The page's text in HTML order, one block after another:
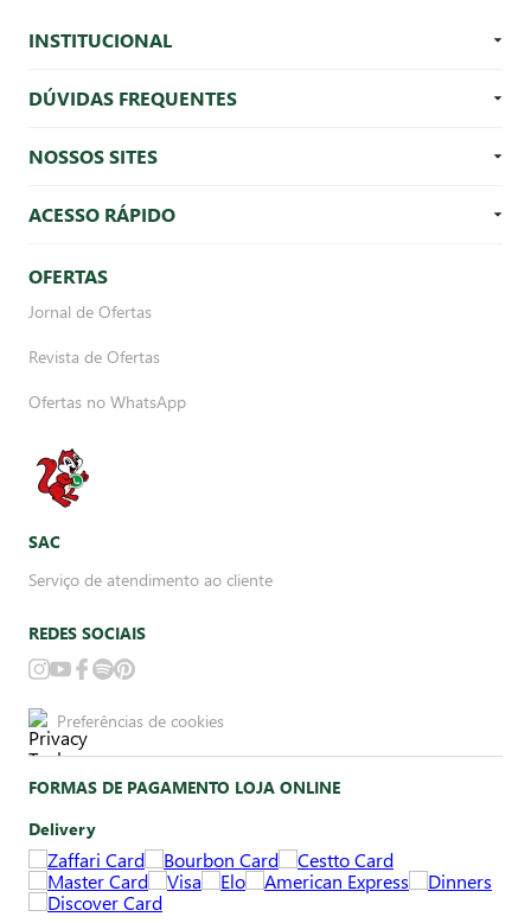
INSTITUCIONAL
DÚVIDAS FREQUENTES
NOSSOS SITES
ACESSO RÁPIDO
OFERTAS
Jornal de Ofertas
Revista de Ofertas
Ofertas no WhatsApp
SAC
Serviço de atendimento ao cliente
REDES SOCIAIS
Preferências de cookies
FORMAS DE PAGAMENTO LOJA ONLINE
Delivery